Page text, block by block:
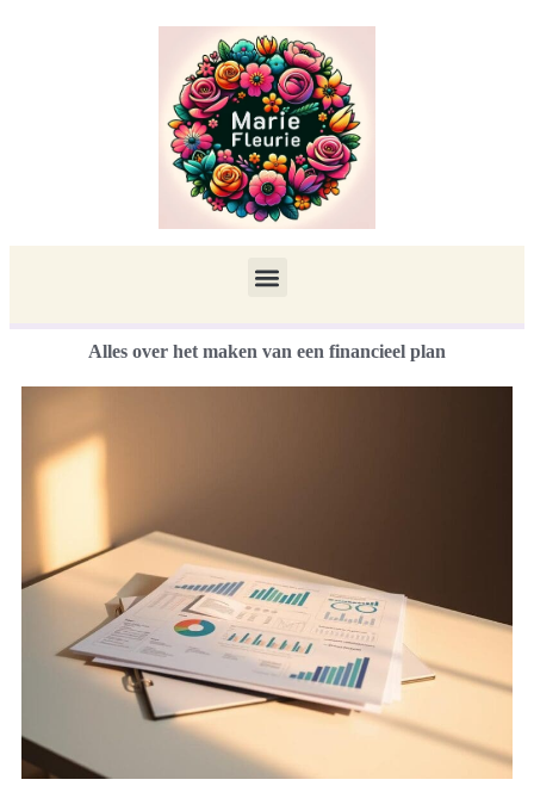
Alles over het maken van een financieel plan